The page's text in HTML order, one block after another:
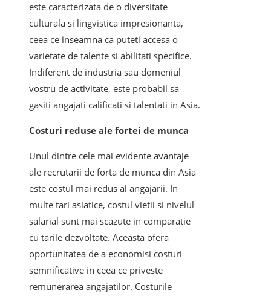
este caracterizata de o diversitate
culturala si lingvistica impresionanta,
ceea ce inseamna ca puteti accesa o
varietate de talente si abilitati specifice.
Indiferent de industria sau domeniul
vostru de activitate, este probabil sa
gasiti angajati calificati si talentati in Asia.
Costuri reduse ale fortei de munca
Unul dintre cele mai evidente avantaje
ale recrutarii de forta de munca din Asia
este costul mai redus al angajarii. In
multe tari asiatice, costul vietii si nivelul
salarial sunt mai scazute in comparatie
cu tarile dezvoltate. Aceasta ofera
oportunitatea de a economisi costuri
semnificative in ceea ce priveste
remunerarea angajatilor. Costurile